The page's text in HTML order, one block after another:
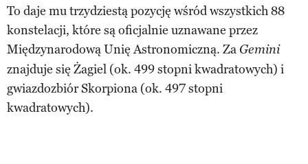
To daje mu trzydziestą pozycję wśród wszystkich 88
konstelacji, które są oficjalnie uznawane przez
Międzynarodową Unię Astronomiczną. Za Gemini
znajduje się Żagiel (ok. 499 stopni kwadratowych) i
gwiazdozbiór Skorpiona (ok. 497 stopni
kwadratowych).